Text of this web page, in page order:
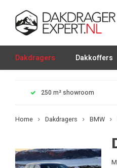
Dakdragers Dakkoffers
250 m² showroom
Home Dakdragers BMW